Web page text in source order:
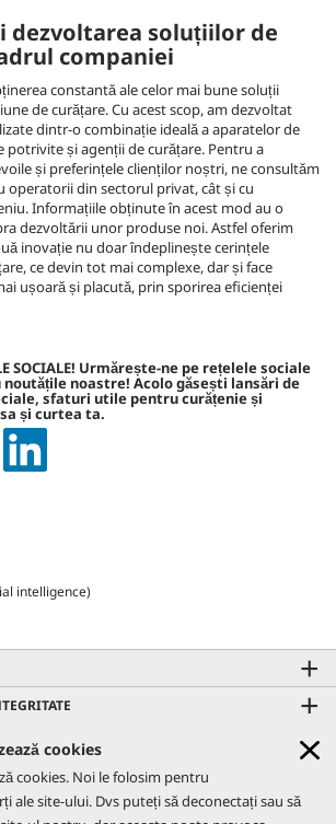
cookies
cookies. Noi le folosim pentru
ale site-ului. Dvs puteți să deconectați sau să
Află mai multe
dezvoltarea soluțiilor de
companiei
constantă ale celor mai bune soluții
de curățare. Cu acest scop, am dezvoltat
dintr-o combinație ideală a aparatelor de
potrivite și agenții de curățare. Pentru a
și preferințele clienților noștri, ne consultăm
operatorii din sectorul privat, cât și cu
Informațiile obținute în acest mod au o
dezvoltării unor produse noi. Astfel oferim
inovație nu doar îndeplinește cerințele
ce devin tot mai complexe, dar și face
ușoară și placută, prin sporirea eficienței
SOCIALE! Urmărește-ne pe rețelele sociale
noutățile noastre! Acolo găsești lansări de
sfaturi utile pentru curățenie și
și curtea ta.
intelligence)